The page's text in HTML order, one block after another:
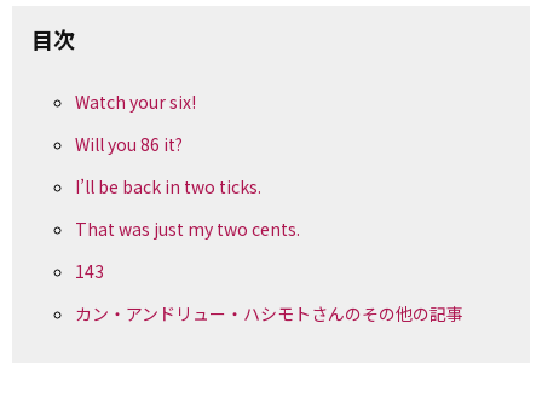
目次
Watch your six!
Will you 86 it?
I’ll be back in two ticks.
That was just my two cents.
143
カン・アンドリュー・ハシモトさんのその他の記事